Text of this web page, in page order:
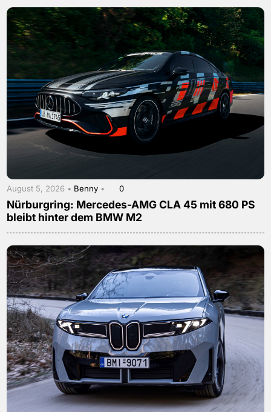
August 5, 2026 • Benny • 0
Nürburgring: Mercedes-AMG CLA 45 mit 680 PS
bleibt hinter dem BMW M2